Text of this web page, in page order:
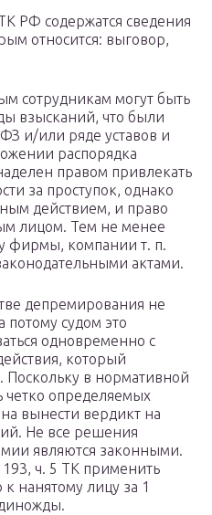
РФ содержатся сведения
относится: выговор,
сотрудникам могут быть
взысканий, что были
и/или ряде уставов и
распорядка
правом привлекать
за проступок, однако
действием, и право
лицом. Тем не менее
фирмы, компании т. п.
актами.
депремирования не
потому судом это
одновременно с
который
Поскольку в нормативной
четко определяемых
вынести вердикт на
Не все решения
являются законными.
193, ч. 5 ТК применить
нанятому лицу за 1